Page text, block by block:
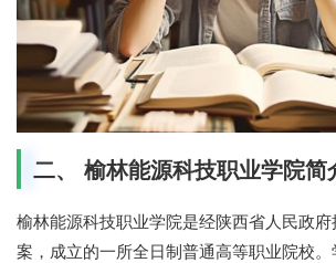
二、 榆林能源科技职业学院简
榆林能源科技职业学院是经陕西省人民政
案，成立的一所全日制普通高等职业院校